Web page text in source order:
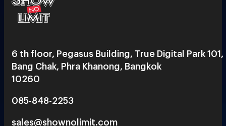
6 th floor, Pegasus Building, True Digital Park 101,
Bang Chak, Phra Khanong, Bangkok
10260
085-848-2253
sales@shownolimit.com